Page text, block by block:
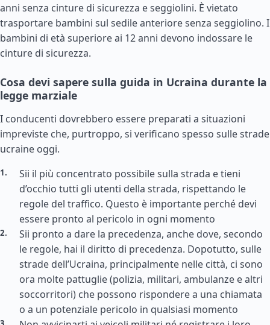
anni senza cinture di sicurezza e seggiolini. È vietato
trasportare bambini sul sedile anteriore senza seggiolino. I
bambini di età superiore ai 12 anni devono indossare le
cinture di sicurezza.
Cosa devi sapere sulla guida in Ucraina durante la
legge marziale
I conducenti dovrebbero essere preparati a situazioni
impreviste che, purtroppo, si verificano spesso sulle strade
ucraine oggi.
Sii il più concentrato possibile sulla strada e tieni
d’occhio tutti gli utenti della strada, rispettando le
regole del traffico. Questo è importante perché devi
essere pronto al pericolo in ogni momento
Sii pronto a dare la precedenza, anche dove, secondo
le regole, hai il diritto di precedenza. Dopotutto, sulle
strade dell’Ucraina, principalmente nelle città, ci sono
ora molte pattuglie (polizia, militari, ambulanze e altri
soccorritori) che possono rispondere a una chiamata
o a un potenziale pericolo in qualsiasi momento